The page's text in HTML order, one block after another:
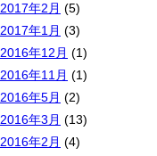
2017年2月 (5)
2017年1月 (3)
2016年12月 (1)
2016年11月 (1)
2016年5月 (2)
2016年3月 (13)
2016年2月 (4)